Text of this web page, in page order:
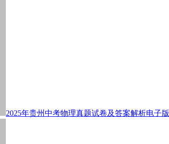
2025年贵州中考物理真题试卷及答案解析电子版